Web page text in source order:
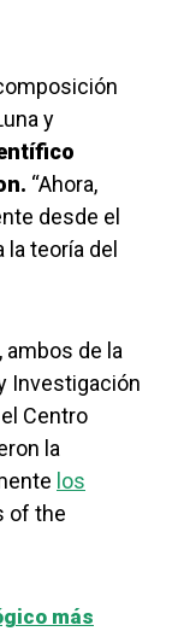
y
“Ahora,
desde el
teoría del
, ambos de la
Investigación
Centro
la
los
of the
más